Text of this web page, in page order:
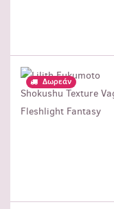
Δωρεάν